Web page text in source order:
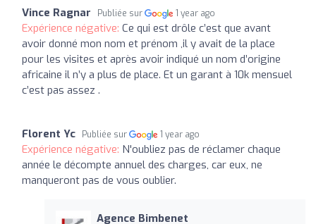
Vince Ragnar Publiée sur 1 year ago
Expérience négative: Ce qui est drôle c’est que avant
avoir donné mon nom et prénom ,il y avait de la place
pour les visites et après avoir indiqué un nom d’origine
africaine il n’y a plus de place. Et un garant à 10k mensuel
c’est pas assez .
Florent Yc Publiée sur 1 year ago
Expérience négative: N'oubliez pas de réclamer chaque
année le décompte annuel des charges, car eux, ne
manqueront pas de vous oublier.
Agence Bimbenet